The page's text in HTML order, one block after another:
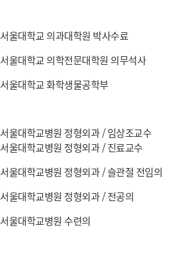
서울대학교 의과대학원 박사수료
서울대학교 의학전문대학원 의무석사
서울대학교 화학생물공학부
서울대학교병원 정형외과 / 임상조교수
서울대학교병원 정형외과 / 진료교수
서울대학교병원 정형외과 / 슬관절 전임의
서울대학교병원 정형외과 / 전공의
서울대학교병원 수련의